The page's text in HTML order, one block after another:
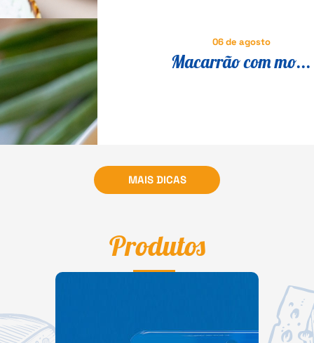
06 de agosto
Macarrão com mo...
MAIS DICAS
Produtos